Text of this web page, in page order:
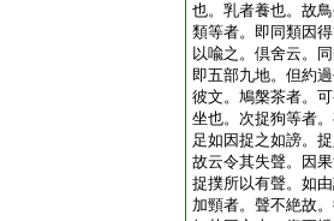
也。乳者養也。故
類等者。即同類因
以喩之。倶舍云。
即五部九地。但約
彼文。鳩槃茶者。
坐也。次捉狗等者
足如因捉之如謗。
故云令其失聲。因
捉撲所以有聲。如
加頸者。聲不絶故